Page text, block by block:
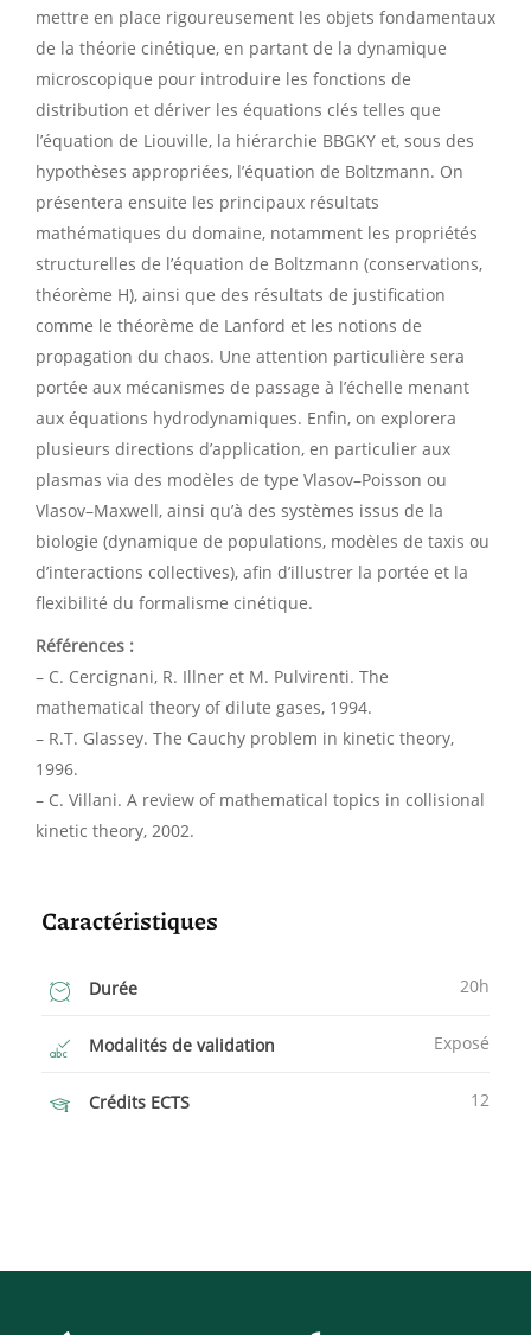
mettre en place rigoureusement les objets fondamentaux
de la théorie cinétique, en partant de la dynamique
microscopique pour introduire les fonctions de
distribution et dériver les équations clés telles que
l’équation de Liouville, la hiérarchie BBGKY et, sous des
hypothèses appropriées, l’équation de Boltzmann. On
présentera ensuite les principaux résultats
mathématiques du domaine, notamment les propriétés
structurelles de l’équation de Boltzmann (conservations,
théorème H), ainsi que des résultats de justification
comme le théorème de Lanford et les notions de
propagation du chaos. Une attention particulière sera
portée aux mécanismes de passage à l’échelle menant
aux équations hydrodynamiques. Enfin, on explorera
plusieurs directions d’application, en particulier aux
plasmas via des modèles de type Vlasov–Poisson ou
Vlasov–Maxwell, ainsi qu’à des systèmes issus de la
biologie (dynamique de populations, modèles de taxis ou
d’interactions collectives), afin d’illustrer la portée et la
flexibilité du formalisme cinétique.
Références :
– C. Cercignani, R. Illner et M. Pulvirenti. The
mathematical theory of dilute gases, 1994.
– R.T. Glassey. The Cauchy problem in kinetic theory,
1996.
– C. Villani. A review of mathematical topics in collisional
kinetic theory, 2002.
Caractéristiques
Durée 20h
Modalités de validation Exposé
Crédits ECTS 12